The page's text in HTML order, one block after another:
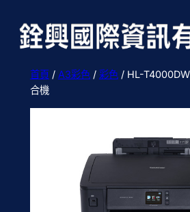
首頁/ A3彩色/ 彩色/ HL-T4000DW
合機